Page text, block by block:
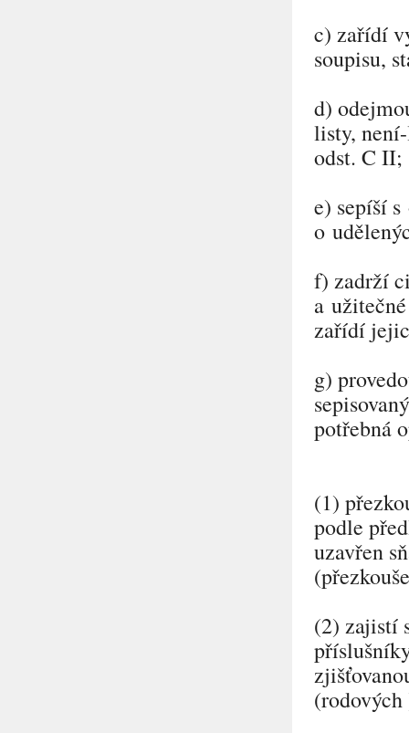
c) zařídí
soupisu,
d)
listy,
odst. C II;
e) sepíší
o
f) zadrží
a
zařídí
g)
potřebná
(1)
podle
uzavřen
(2) zajistí